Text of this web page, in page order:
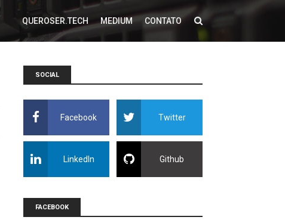
QUEROSER.TECH MEDIUM CONTATO
SOCIAL
Facebook Twitter
LinkedIn Github
FACEBOOK